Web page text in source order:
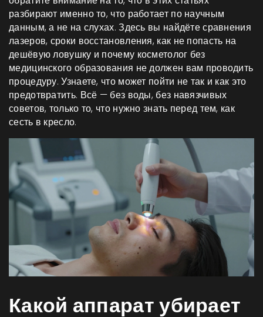
разбирают именно то, что работает по научным
данным, а не на слухах. Здесь вы найдёте сравнения
лазеров, сроки восстановления, как не попасть на
дешёвую ловушку и почему косметолог без
медицинского образования не должен вам проводить
процедуру. Узнаете, что может пойти не так и как это
предотвратить. Всё — без воды, без навязчивых
советов, только то, что нужно знать перед тем, как
сесть в кресло.
Какой аппарат убирает